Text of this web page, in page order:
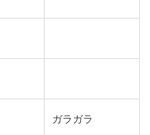
ガラガラ